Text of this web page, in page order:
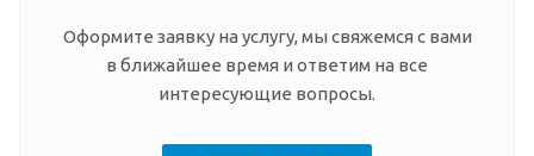
Оформите заявку на услугу, мы свяжемся с вами
в ближайшее время и ответим на все
интересующие вопросы.